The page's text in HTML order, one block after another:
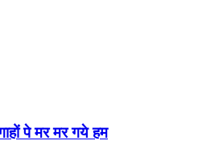
पे मर मर गये हम